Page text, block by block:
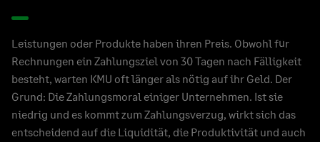
Leistungen oder Produkte haben ihren Preis. Obwohl für
Rechnungen ein Zahlungsziel von 30 Tagen nach Fälligkeit
besteht, warten KMU oft länger als nötig auf ihr Geld. Der
Grund: Die Zahlungsmoral einiger Unternehmen. Ist sie
niedrig und es kommt zum Zahlungsverzug, wirkt sich das
entscheidend auf die Liquidität, die Produktivität und auch